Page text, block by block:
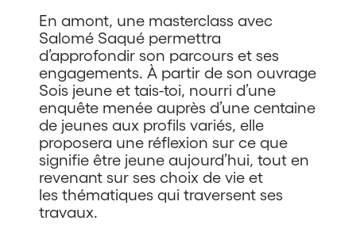
En amont, une masterclass avec
Salomé Saqué permettra
d’approfondir son parcours et ses
engagements. À partir de son ouvrage
Sois jeune et tais-toi, nourri d’une
enquête menée auprès d’une centaine
de jeunes aux profils variés, elle
proposera une réflexion sur ce que
signifie être jeune aujourd’hui, tout en
revenant sur ses choix de vie et
les thématiques qui traversent ses
travaux.